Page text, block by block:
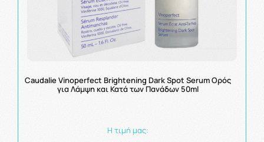
Caudalie Vinoperfect Brightening Dark Spot Serum Ορός
για Λάμψη και Κατά των Πανάδων 50ml
Η τιμή μας: